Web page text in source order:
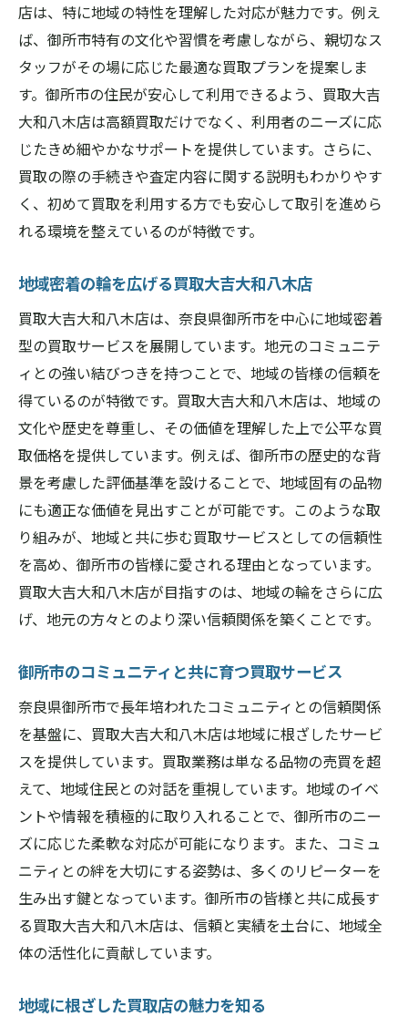
店は、特に地域の特性を理解した対応が魅力です。例え
ば、御所市特有の文化や習慣を考慮しながら、親切なス
タッフがその場に応じた最適な買取プランを提案しま
す。御所市の住民が安心して利用できるよう、買取大吉
大和八木店は高額買取だけでなく、利用者のニーズに応
じたきめ細やかなサポートを提供しています。さらに、
買取の際の手続きや査定内容に関する説明もわかりやす
く、初めて買取を利用する方でも安心して取引を進めら
れる環境を整えているのが特徴です。
地域密着の輪を広げる買取大吉大和八木店
買取大吉大和八木店は、奈良県御所市を中心に地域密着
型の買取サービスを展開しています。地元のコミュニテ
ィとの強い結びつきを持つことで、地域の皆様の信頼を
得ているのが特徴です。買取大吉大和八木店は、地域の
文化や歴史を尊重し、その価値を理解した上で公平な買
取価格を提供しています。例えば、御所市の歴史的な背
景を考慮した評価基準を設けることで、地域固有の品物
にも適正な価値を見出すことが可能です。このような取
り組みが、地域と共に歩む買取サービスとしての信頼性
を高め、御所市の皆様に愛される理由となっています。
買取大吉大和八木店が目指すのは、地域の輪をさらに広
げ、地元の方々とのより深い信頼関係を築くことです。
御所市のコミュニティと共に育つ買取サービス
奈良県御所市で長年培われたコミュニティとの信頼関係
を基盤に、買取大吉大和八木店は地域に根ざしたサービ
スを提供しています。買取業務は単なる品物の売買を超
えて、地域住民との対話を重視しています。地域のイベ
ントや情報を積極的に取り入れることで、御所市のニー
ズに応じた柔軟な対応が可能になります。また、コミュ
ニティとの絆を大切にする姿勢は、多くのリピーターを
生み出す鍵となっています。御所市の皆様と共に成長す
る買取大吉大和八木店は、信頼と実績を土台に、地域全
体の活性化に貢献しています。
地域に根ざした買取店の魅力を知る